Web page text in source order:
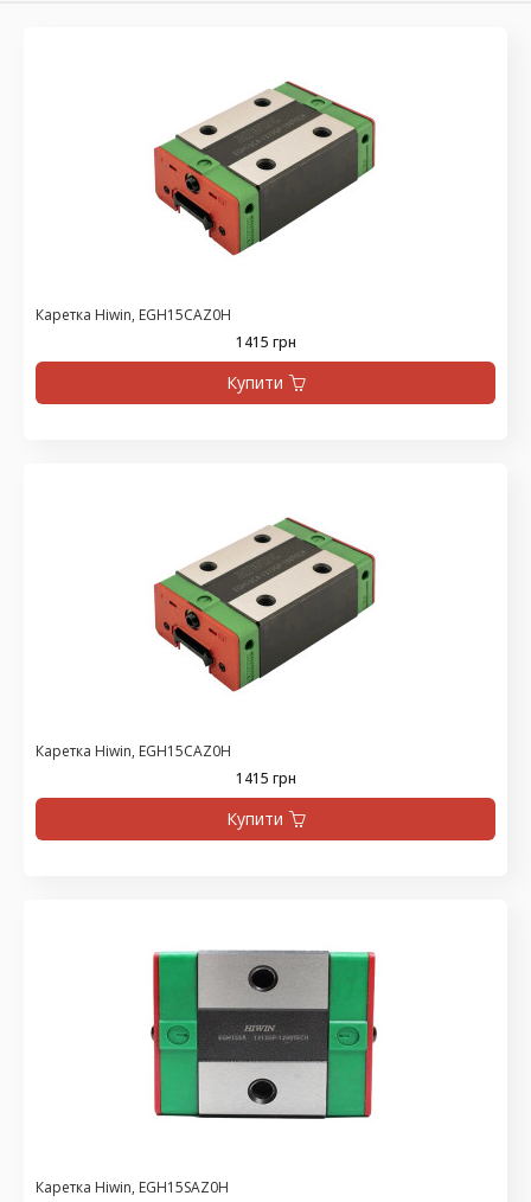
Каретка Hiwin, EGH15CAZ0H
1415 грн
Купити
Каретка Hiwin, EGH15CAZ0H
1415 грн
Купити
Каретка Hiwin, EGH15SAZ0H